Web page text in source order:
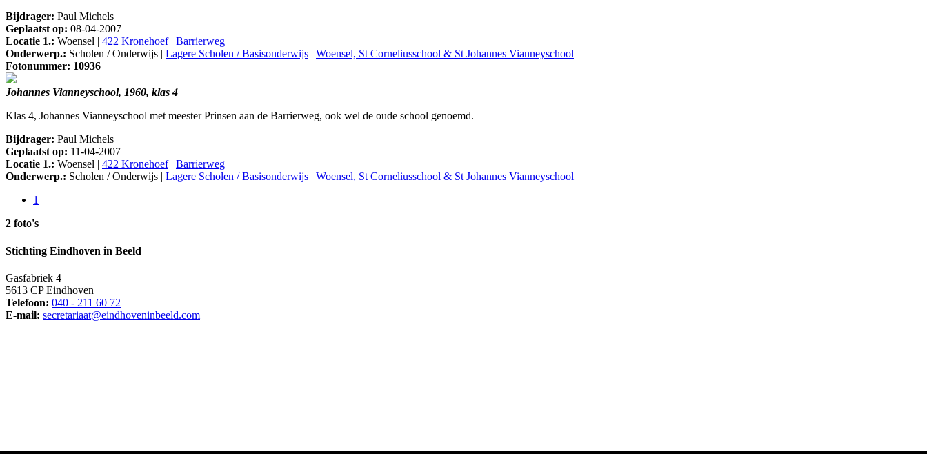
Bijdrager: Paul Michels
Geplaatst op: 08-04-2007
Locatie 1.: Woensel | 422 Kronehoef| Barrierweg
Onderwerp.: Scholen / Onderwijs | Lagere Scholen / Basisonderwijs | Woensel, St Corneliusschool & St Johannes Vianneyschool
Fotonummer: 10936
Johannes Vianneyschool, 1960, klas 4
Klas 4, Johannes Vianneyschool met meester Prinsen aan de Barrierweg, ook wel de oude school genoemd.
Bijdrager: Paul Michels
Geplaatst op: 11-04-2007
Locatie 1.: Woensel | 422 Kronehoef| Barrierweg
Onderwerp.: Scholen / Onderwijs | Lagere Scholen / Basisonderwijs | Woensel, St Corneliusschool & St Johannes Vianneyschool
1
2 foto's
Stichting Eindhoven in Beeld
Gasfabriek 4
5613 CP Eindhoven
Telefoon: 040 - 211 60 72
E-mail: secretariaat@eindhoveninbeeld.com